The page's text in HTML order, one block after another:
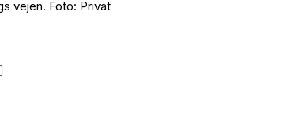
vejen. Foto: Privat